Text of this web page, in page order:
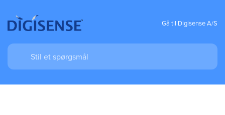
Gå til Digisense A/S